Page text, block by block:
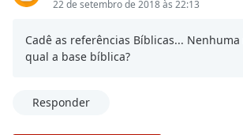
22 de setembro de 2018 às 22:13
Cadê as referências Bíblicas...
qual a base bíblica?
Responder